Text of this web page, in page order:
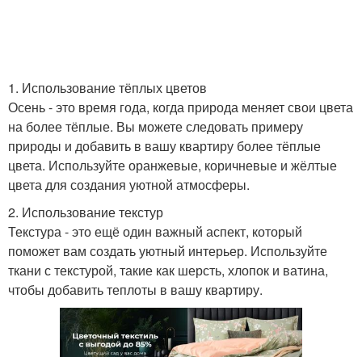
1. Использование тёплых цветов
Осень - это время года, когда природа меняет свои цвета
на более тёплые. Вы можете следовать примеру
природы и добавить в вашу квартиру более тёплые
цвета. Используйте оранжевые, коричневые и жёлтые
цвета для создания уютной атмосферы.
2. Использование текстур
Текстура - это ещё один важный аспект, который
поможет вам создать уютный интерьер. Используйте
ткани с текстурой, такие как шерсть, хлопок и ватина,
чтобы добавить теплоты в вашу квартиру.